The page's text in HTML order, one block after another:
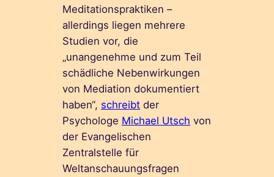
Meditationspraktiken –
allerdings liegen mehrere
Studien vor, die
„unangenehme und zum Teil
schädliche Nebenwirkungen
von Mediation dokumentiert
haben“, schreibt der
Psychologe Michael Utsch von
der Evangelischen
Zentralstelle für
Weltanschauungsfragen